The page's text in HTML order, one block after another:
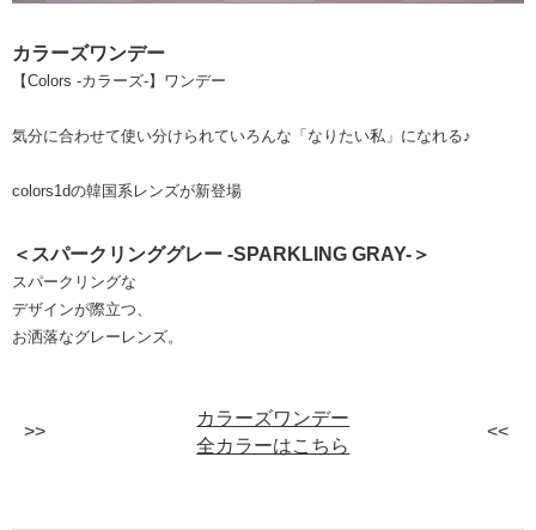
カラーズワンデー
【Colors -カラーズ-】ワンデー
気分に合わせて使い分けられていろんな「なりたい私」になれる♪
colors1dの韓国系レンズが新登場
＜スパークリンググレー -SPARKLING GRAY-＞
スパークリングな
デザインが際立つ、
お洒落なグレーレンズ。
カラーズワンデー
全カラーはこちら